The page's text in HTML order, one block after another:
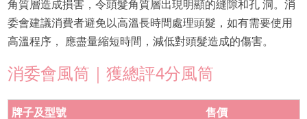
角質層造成損害，令頭髮角質層出現明顯的縫隙和孔 洞。消
委會建議消費者避免以高溫長時間處理頭髮，如有需要使用
高溫程序， 應盡量縮短時間，減低對頭髮造成的傷害。
消委會風筒｜獲總評4分風筒
牌子及型號 售價